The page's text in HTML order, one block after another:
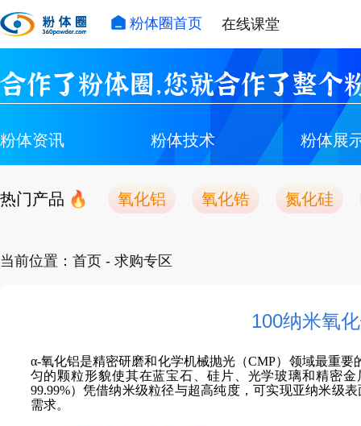
粉体圈首页 在线课堂
合作了粉体圈，您就合作了整个
粉体资讯 粉体技术 粉体展
热门产品 氧化铝 氧化锆 氮化硅
当前位置： 首页 - 求购专区
100纳米氧
α-氧化铝是精密研磨和化学机械抛光（CMP）领域最重
匀的颗粒形貌使其在蓝宝石、硅片、光学玻璃和精密
99.99%）凭借纳米级粒径与超高纯度，可实现亚纳米级
需求。